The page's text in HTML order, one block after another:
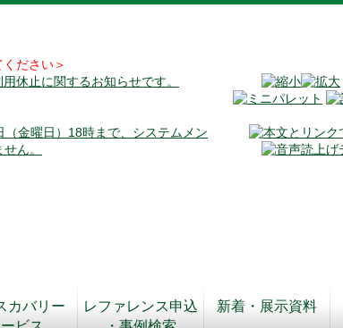
ださい＞
休止に関するお知らせです。
金曜日）18時まで、システムメン
ん。
カバリー
レファレンス申込
新着・展示資料